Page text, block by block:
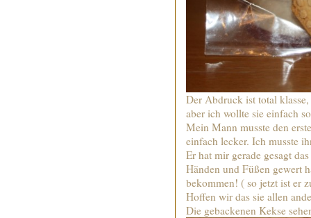
Der Abdruck ist total
aber ich wollte sie einfach
Mein Mann musste den
einfach lecker. Ich musste
Er hat mir gerade gesagt
Händen und Füßen gewert
bekommen! ( so jetzt ist er
Hoffen wir das sie allen
Die gebackenen Kekse